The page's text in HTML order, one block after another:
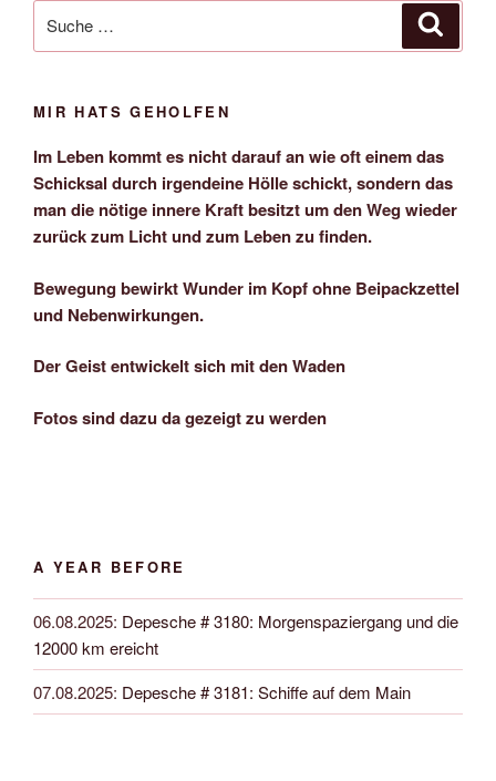
nach:
MIR HATS GEHOLFEN
Im Leben kommt es nicht darauf an wie oft einem das
Schicksal durch irgendeine Hölle schickt, sondern das
man die nötige innere Kraft besitzt um den Weg wieder
zurück zum Licht und zum Leben zu finden.
Bewegung bewirkt Wunder im Kopf ohne Beipackzettel
und Nebenwirkungen.
Der Geist entwickelt sich mit den Waden
Fotos sind dazu da gezeigt zu werden
A YEAR BEFORE
06.08.2025: Depesche # 3180: Morgenspaziergang und die
12000 km ereicht
07.08.2025: Depesche # 3181: Schiffe auf dem Main